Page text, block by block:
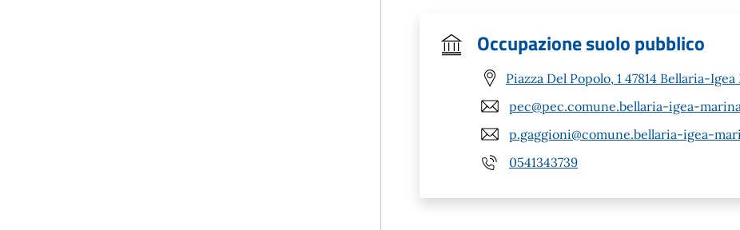
Occupazione suolo pubblico
Piazza Del Popolo, 1 47814 Bellaria-
pec@pec.comune.bellaria-igea-
p.gaggioni@comune.bellaria-igea-
0541343739